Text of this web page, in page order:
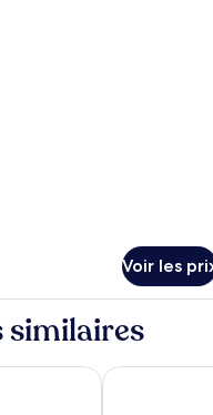
Voir les
similaires
Hotel Willo